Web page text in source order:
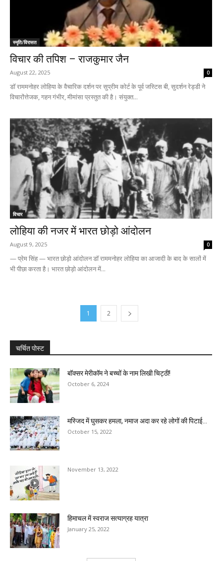
स्मृति/विरासत
विचार की तपिश – राजकुमार जैन
August 22, 2025 0
डॉ राममनोहर लोहिया के वैचारिक दर्शन पर सुप्रीम कोर्ट के पूर्व जस्टिस बी, सुदर्शन रेड्डी ने
विचारोंत्तेजक, गहन गंभीर, मीमांसा प्रस्तुत की है। संयुक्त...
विचार
लोहिया की नजर में भारत छोड़ो आंदोलन
August 9, 2025 0
— प्रेम सिंह — भारत छोड़ो आंदोलन डॉ राममनोहर लोहिया का आजादी के बाद के सालों में
भी पीछा करता है। भारत छोड़ो आंदोलन में...
1 2
चर्चित पोस्ट
बॉक्सर मेरीकॉम ने बच्चों के नाम लिखी चिट्ठी!
October 6, 2024
मस्जिद में घुसकर हमला, नमाज अदा कर रहे लोगों की पिटाई...
October 15, 2022
November 13, 2022
हिमाचल में स्वराज सत्याग्रह यात्रा
January 25, 2022